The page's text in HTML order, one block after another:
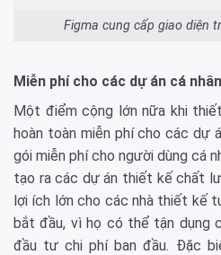
Figma cung cấp giao diện
Miễn phí cho các dự án cá nhân
Một điểm cộng lớn nữa khi
hoàn toàn miễn phí cho các dự
gói miễn phí cho người dùng cá
tạo ra các dự án thiết kế chất
lợi ích lớn cho các nhà thiết kế
bắt đầu, vì họ có thể tận dụng
đầu tư chi phí ban đầu. Đặc